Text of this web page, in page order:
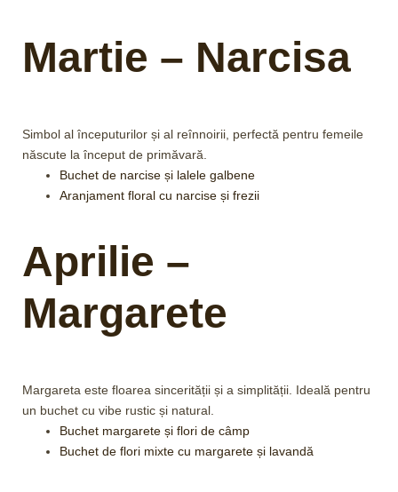
Martie – Narcisa
Simbol al începuturilor și al reînnoirii, perfectă pentru femeile
născute la început de primăvară.
Buchet de narcise și lalele galbene
Aranjament floral cu narcise și frezii
Aprilie –
Margarete
Margareta este floarea sincerității și a simplității. Ideală pentru
un buchet cu vibe rustic și natural.
Buchet margarete și flori de câmp
Buchet de flori mixte cu margarete și lavandă